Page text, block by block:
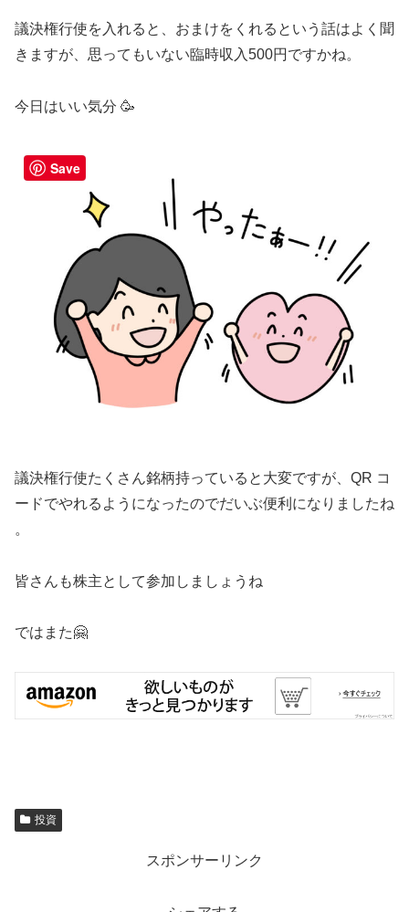
議決権行使を入れると、おまけをくれるという話はよく聞
きますが、思ってもいない臨時収入500円ですかね。
今日はいい気分 🥳
議決権行使たくさん銘柄持っていると大変ですが、QR コ
ードでやれるようになったのでだいぶ便利になりましたね
。
皆さんも株主として参加しましょうね
ではまた🤗
投資
スポンサーリンク
Save